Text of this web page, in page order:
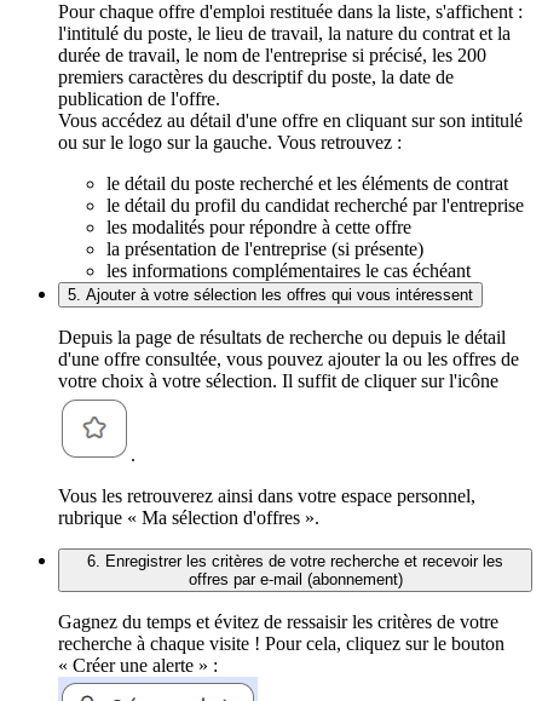
Pour chaque offre d'emploi restituée dans la liste, s'affichent :
l'intitulé du poste, le lieu de travail, la nature du contrat et la
durée de travail, le nom de l'entreprise si précisé, les 200
premiers caractères du descriptif du poste, la date de
publication de l'offre.
Vous accédez au détail d'une offre en cliquant sur son intitulé
ou sur le logo sur la gauche. Vous retrouvez :
le détail du poste recherché et les éléments de contrat
le détail du profil du candidat recherché par l'entreprise
les modalités pour répondre à cette offre
la présentation de l'entreprise (si présente)
les informations complémentaires le cas échéant
5. Ajouter à votre sélection les offres qui vous intéressent
Depuis la page de résultats de recherche ou depuis le détail
d'une offre consultée, vous pouvez ajouter la ou les offres de
votre choix à votre sélection. Il suffit de cliquer sur l'icône
.
Vous les retrouverez ainsi dans votre espace personnel,
rubrique « Ma sélection d'offres ».
6. Enregistrer les critères de votre recherche et recevoir les
offres par e-mail (abonnement)
Gagnez du temps et évitez de ressaisir les critères de votre
recherche à chaque visite ! Pour cela, cliquez sur le bouton
« Créer une alerte » :